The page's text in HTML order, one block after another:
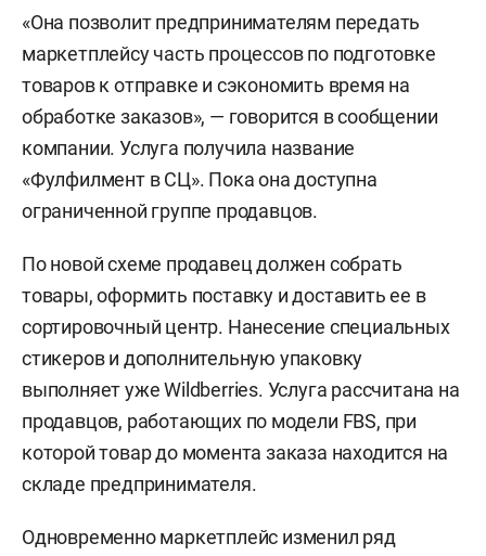
«Она позволит предпринимателям передать
маркетплейсу часть процессов по подготовке
товаров к отправке и сэкономить время на
обработке заказов», — говорится в сообщении
компании. Услуга получила название
«Фулфилмент в СЦ». Пока она доступна
ограниченной группе продавцов.
По новой схеме продавец должен собрать
товары, оформить поставку и доставить ее в
сортировочный центр. Нанесение специальных
стикеров и дополнительную упаковку
выполняет уже Wildberries. Услуга рассчитана на
продавцов, работающих по модели FBS, при
которой товар до момента заказа находится на
складе предпринимателя.
Одновременно маркетплейс изменил ряд